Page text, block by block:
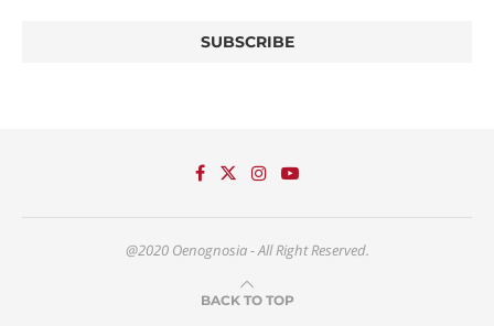
@2020 Oenognosia - All Right Reserved.
BACK TO TOP